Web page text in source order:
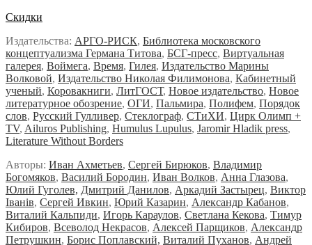
Скидки
Издательства: АРГО-РИСК, Библиотека московского
концептуализма Германа Титова, БСГ-пресс, Виртуальная
галерея, Воймега, Время, Гилея, Издательство Марины
Волковой, Издательство Николая Филимонова, Кабинетный
ученый, Коровакниги, ЛитГОСТ, Новое издательство, Новое
литературное обозрение, ОГИ, Пальмира, Полифем, Порядок
слов, Русский Гулливер, Стеклограф, СТиХИ, Цирк Олимп +
TV, Ailuros Publishing, Humulus Lupulus, Jaromir Hladik press,
Literature Without Borders
Авторы: Иван Ахметьев, Сергей Бирюков, Владимир
Богомяков, Василий Бородин, Иван Волков, Анна Глазова,
Юлий Гуголев, Дмитрий Данилов, Аркадий Застырец, Виктор
Iванiв, Сергей Ивкин, Юрий Казарин, Александр Кабанов,
Виталий Кальпиди, Игорь Караулов, Светлана Кекова, Тимур
Кибиров, Всеволод Некрасов, Алексей Парщиков, Александр
Петрушкин, Борис Поплавский, Виталий Пуханов, Андрей